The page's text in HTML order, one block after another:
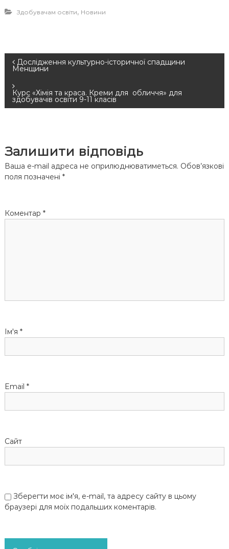
Здобувачам освіти, Новини
Н
а
в
г
а
і
и
і
в
Дослідження культурно-історичної спадщини
Менщини
Курс «Хімія та краса. Креми для обличчя» для
здобувачів освіти 9-11 класів
Залишити відповідь
Ваша e-mail адреса не оприлюднюватиметься. Обов’язкові
поля позначені *
Коментар *
Ім'я *
Email *
Сайт
Зберегти моє ім'я, e-mail, та адресу сайту в цьому
браузері для моїх подальших коментарів.